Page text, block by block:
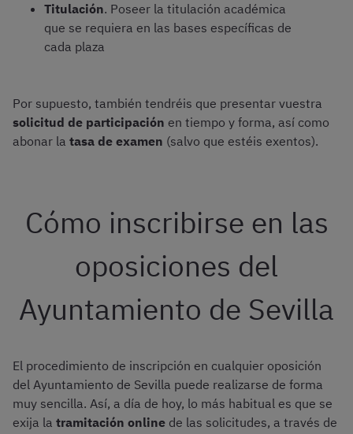
Titulación. Poseer la titulación académica
que se requiera en las bases específicas de
cada plaza
Por supuesto, también tendréis que presentar vuestra
solicitud de participación en tiempo y forma, así como
abonar la tasa de examen (salvo que estéis exentos).
Cómo inscribirse en las
oposiciones del
Ayuntamiento de Sevilla
El procedimiento de inscripción en cualquier oposición
del Ayuntamiento de Sevilla puede realizarse de forma
muy sencilla. Así, a día de hoy, lo más habitual es que se
exija la tramitación online de las solicitudes, a través de